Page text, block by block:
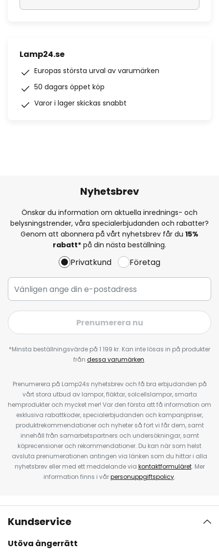
Lamp24.se
Europas största urval av varumärken
50 dagars öppet köp
Varor i lager skickas snabbt
Nyhetsbrev
Önskar du information om aktuella inrednings- och
belysningstrender, våra specialerbjudanden och rabatter?
Genom att abonnera på vårt nyhetsbrev får du 15%
rabatt* på din nästa beställning.
Privatkund Företag
Prenumerera nu
*Minsta beställningsvärde på 1 199 kr. Kan inte lösas in på produkter
från dessa varumärken.
Prenumerera på Lamp24s nyhetsbrev och få bra erbjudanden på
vårt stora utbud av lampor, fläktar, solcellslampor, smarta
hemprodukter och mycket mer! Var den första att få information om
exklusiva rabattkoder, specialerbjudanden och kampanjpriser,
produktrekommendationer och nyheter så fort vi får dem, samt
innehåll från samarbetspartners och undersökningar, samt
köprecensioner och rekommendationer. Du kan när som helst
avsluta prenumerationen antingen via länken som du hittar i alla
nyhetsbrev eller med ett meddelande via kontaktformuläret. Mer
information finns i vårpersonuppgiftspolicy.
Kundservice
Utöva ångerrätt